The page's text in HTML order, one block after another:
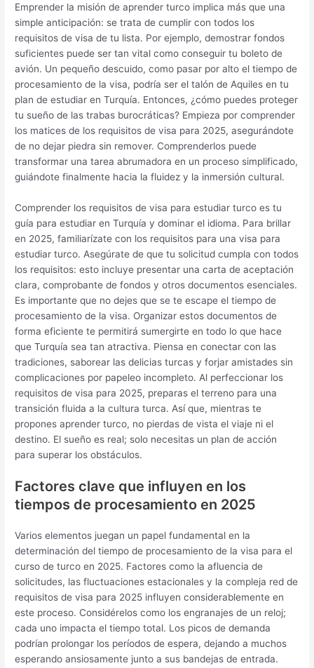
Emprender la misión de aprender turco implica más que una
simple anticipación: se trata de cumplir con todos los
requisitos de visa de tu lista. Por ejemplo, demostrar fondos
suficientes puede ser tan vital como conseguir tu boleto de
avión. Un pequeño descuido, como pasar por alto el tiempo de
procesamiento de la visa, podría ser el talón de Aquiles en tu
plan de estudiar en Turquía. Entonces, ¿cómo puedes proteger
tu sueño de las trabas burocráticas? Empieza por comprender
los matices de los requisitos de visa para 2025, asegurándote
de no dejar piedra sin remover. Comprenderlos puede
transformar una tarea abrumadora en un proceso simplificado,
guiándote finalmente hacia la fluidez y la inmersión cultural.
Comprender los requisitos de visa para estudiar turco es tu
guía para estudiar en Turquía y dominar el idioma. Para brillar
en 2025, familiarízate con los requisitos para una visa para
estudiar turco. Asegúrate de que tu solicitud cumpla con todos
los requisitos: esto incluye presentar una carta de aceptación
clara, comprobante de fondos y otros documentos esenciales.
Es importante que no dejes que se te escape el tiempo de
procesamiento de la visa. Organizar estos documentos de
forma eficiente te permitirá sumergirte en todo lo que hace
que Turquía sea tan atractiva. Piensa en conectar con las
tradiciones, saborear las delicias turcas y forjar amistades sin
complicaciones por papeleo incompleto. Al perfeccionar los
requisitos de visa para 2025, preparas el terreno para una
transición fluida a la cultura turca. Así que, mientras te
propones aprender turco, no pierdas de vista el viaje ni el
destino. El sueño es real; solo necesitas un plan de acción
para superar los obstáculos.
Factores clave que influyen en los
tiempos de procesamiento en 2025
Varios elementos juegan un papel fundamental en la
determinación del tiempo de procesamiento de la visa para el
curso de turco en 2025. Factores como la afluencia de
solicitudes, las fluctuaciones estacionales y la compleja red de
requisitos de visa para 2025 influyen considerablemente en
este proceso. Considérelos como los engranajes de un reloj;
cada uno impacta el tiempo total. Los picos de demanda
podrían prolongar los períodos de espera, dejando a muchos
esperando ansiosamente junto a sus bandejas de entrada.